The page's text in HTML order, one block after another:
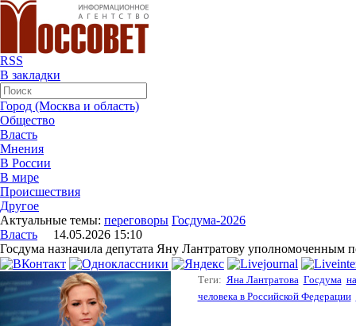
RSS
В закладки
Город (Москва и область)
Общество
Власть
Мнения
В России
В мире
Происшествия
Другое
Актуальные темы: переговоры Госдума-2026
Власть 14.05.2026 15:10
Госдума назначила депутата Яну Лантратову уполномоченным
Теги: Яна Лантратова Госдума
человека в Российской Федерации